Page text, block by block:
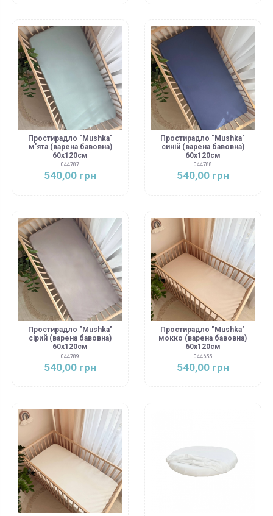
Простирадло "Mushka"
м'ята (варена бавовна)
60х120см
044787
540,00 грн
Простирадло "Mushka"
синій (варена бавовна)
60х120см
044788
540,00 грн
Простирадло "Mushka"
сірий (варена бавовна)
60х120см
044789
540,00 грн
Простирадло "Mushka"
мокко (варена бавовна)
60х120см
044655
540,00 грн